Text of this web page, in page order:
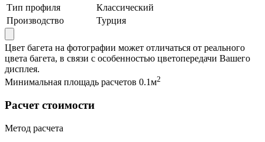
Тип профиля
Классический
Производство
Турция
Цвет багета на фотографии может отличаться от реального
цвета багета, в связи с особенностью цветопередачи Вашего
дисплея.
Минимальная площадь расчетов 0.1м2
Расчет стоимости
Метод расчета